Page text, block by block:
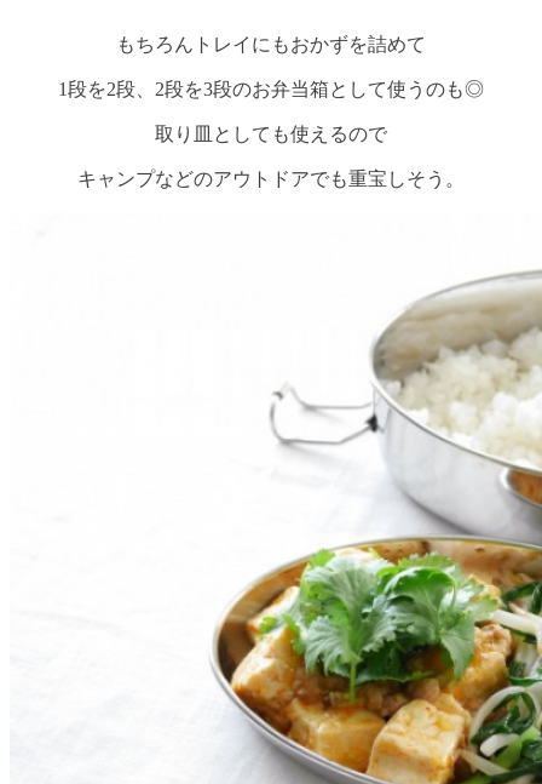
もちろんトレイにもおかずを詰めて
1段を2段、2段を3段のお弁当箱として使うのも◎
取り皿としても使えるので
キャンプなどのアウトドアでも重宝しそう。